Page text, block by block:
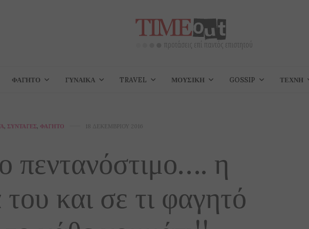
ΦΑΓΗΤΌ ΓΥΝΑΊΚΑ TRAVEL ΜΟΥΣΙΚΉ GOSSIP ΤΈΧΝΗ
, ΣΥΝΤΑΓΈΣ, ΦΑΓΗΤΌ 18 ΔΕΚΕΜΒΡΊΟΥ 2016
πεντανόστιμο…. η
και σε τι φαγητό